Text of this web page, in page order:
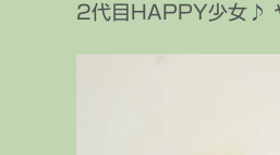
2代目HAPPY少女♪